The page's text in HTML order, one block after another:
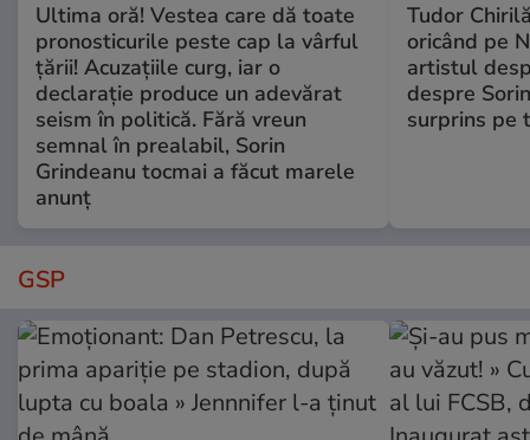
Ultima oră! Vestea care dă toate
pronosticurile peste cap la vârful
țării! Acuzațiile curg, iar o
declarație produce un adevărat
seism în politică. Fără vreun
semnal în prealabil, Sorin
Grindeanu tocmai a făcut marele
anunț
Tudor
oricând pe
artistul
despre
surprins pe
GSP